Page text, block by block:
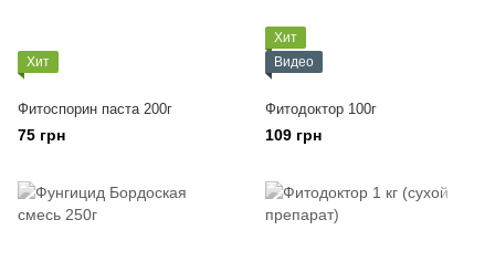
Хит
Фитоспорин паста 200г
75 грн
Хит
Видео
Фитодоктор 100г
109 грн